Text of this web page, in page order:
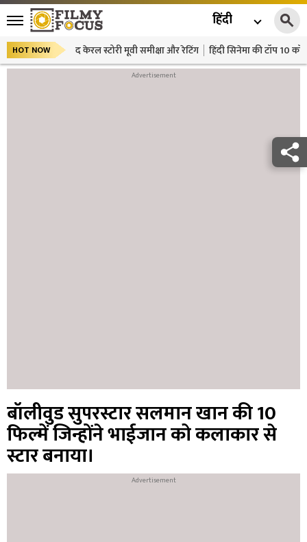
हिंदी
HOT NOW द केरल स्टोरी मूवी समीक्षा और रेटिंग हिंदी सिनेमा की टॉप 10
बॉलीवुड सुपरस्टार सलमान खान की 10
फिल्में जिन्होंने भाईजान को कलाकार से
स्टार बनाया।